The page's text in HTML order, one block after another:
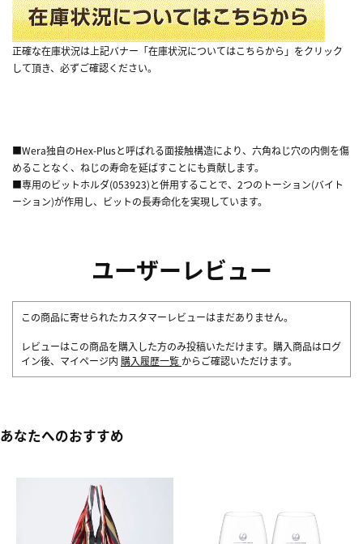
正確な在庫状況は上記バナー「在庫状況についてはこちらから」をクリック
して頂き、必ずご確認ください。
■Wera独自のHex-Plusと呼ばれる面接触構造により、六角ねじ穴の内側を傷
めることなく、ねじの寿命を延ばすことにも貢献します。
■専用のビットホルダ(053923)と併用することで、2つのトーション(バイト
ーション)が作用し、ビットの長寿命化を実現しています。
ユーザーレビュー
この商品に寄せられたカスタマーレビューはまだありません。
レビューはこの商品を購入した方のみ投稿いただけます。購入商品はログ
イン後、マイページ内 購入履歴一覧 からご確認いただけます。
あなたへのおすすめ